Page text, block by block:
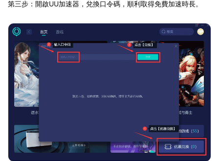
第三步：開啟UU加速器，兌換口令碼，順利取得免費加速時長。